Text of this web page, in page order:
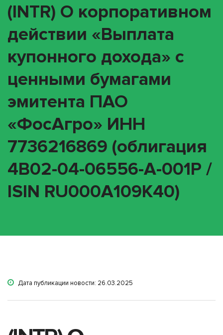
(INTR) О корпоративном
действии «Выплата
купонного дохода» с
ценными бумагами
эмитента ПАО
«ФосАгро» ИНН
7736216869 (облигация
4B02-04-06556-A-001P /
ISIN RU000A109K40)
Дата публикации новости: 26.03.2025